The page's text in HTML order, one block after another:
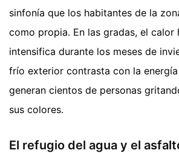
sinfonía que los habitantes de la
como propia. En las gradas, el calor
intensifica durante los meses de
frío exterior contrasta con la
generan cientos de personas
sus colores.
El refugio del agua y el